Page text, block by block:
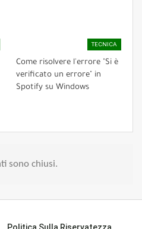
TECNICA
Come risolvere l'errore "Si è
verificato un errore" in
Spotify su Windows
sono chiusi.